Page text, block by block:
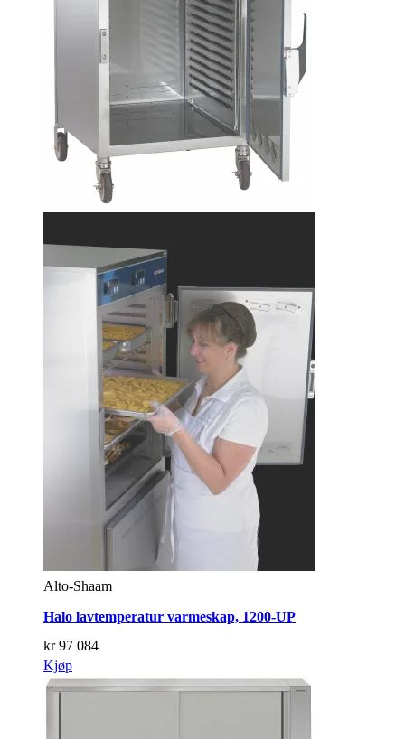
Alto-Shaam
Halo lavtemperatur varmeskap, 1200-UP
kr97 084
Kjøp